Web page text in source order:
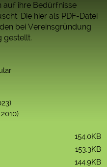
auf ihre Bedürfnisse
Die hier als PDF-Datei
bei Vereinsgründung
gestellt.
154.0KB
153.3KB
144.9KB